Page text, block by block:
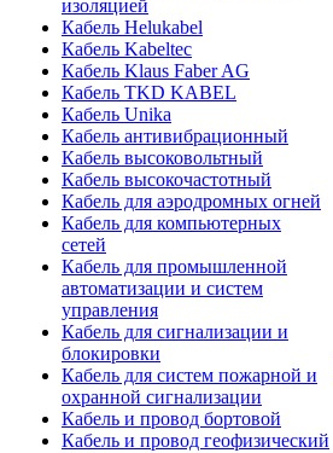
изоляцией
Кабель Helukabel
Кабель Kabeltec
Кабель Klaus Faber AG
Кабель TKD KABEL
Кабель Unika
Кабель антивибрационный
Кабель высоковольтный
Кабель высокочастотный
Кабель для аэродромных огней
Кабель для компьютерных
сетей
Кабель для промышленной
автоматизации и систем
управления
Кабель для сигнализации и
блокировки
Кабель для систем пожарной и
охранной сигнализации
Кабель и провод бортовой
Кабель и провод геофизический